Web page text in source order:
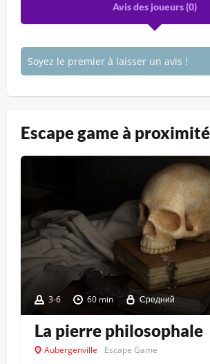
Avis des joueurs (0)
Soyez le premier à laisser un avis !
Escape game à proximité
3-6 60 min Средний
La pierre philosophale
Aubergenville Escape Game